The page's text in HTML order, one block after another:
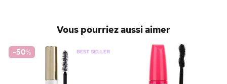
Vous pourriez aussi aimer
-50%